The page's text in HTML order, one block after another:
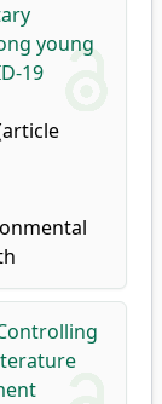
young
19